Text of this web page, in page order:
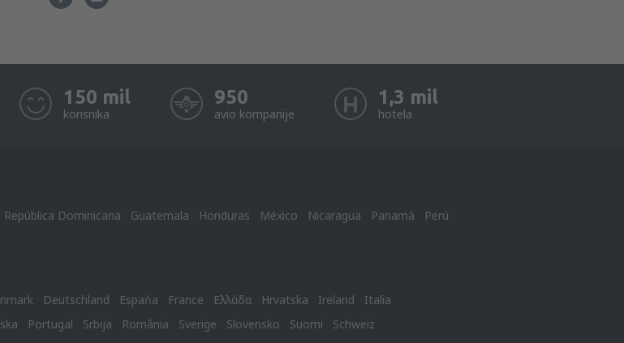
150 mil
korisnika
950
avio kompanije
1,3 mil
hotela
República Dominicana Guatemala Honduras México Nicaragua Panamá
Perú
Deutschland Espańa France Ελλάδα Hrvatska Ireland
Italia
Portugal Srbija România Sverige Slovensko Suomi
Schweiz